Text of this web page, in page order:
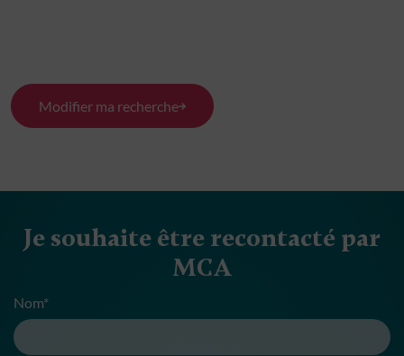
Modifier ma recherche
Je souhaite être recontacté par
MCA
Nom*